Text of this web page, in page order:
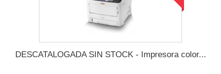
DESCATALOGADA SIN STOCK - Impresora color...